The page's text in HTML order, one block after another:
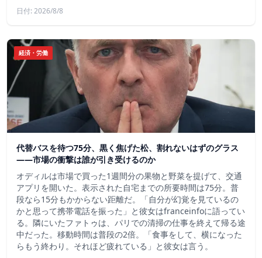
日付: 2026/8/8
経済・労働
代替バスを待つ75分、黒く焦げた松、割れないはずのグラス
——市場の衝撃は誰が引き受けるのか
オディルは市場で買った1週間分の果物と野菜を提げて、交通
アプリを開いた。表示された自宅までの所要時間は75分。普
段なら15分もかからない距離だ。「自分が幻覚を見ているの
かと思って携帯電話を振った」と彼女はfranceinfoに語ってい
る。隣にいたファトゥは、パリでの清掃の仕事を終えて帰る途
中だった。移動時間は普段の2倍。「食事をして、横になった
らもう終わり。それほど疲れている」と彼女は言う。